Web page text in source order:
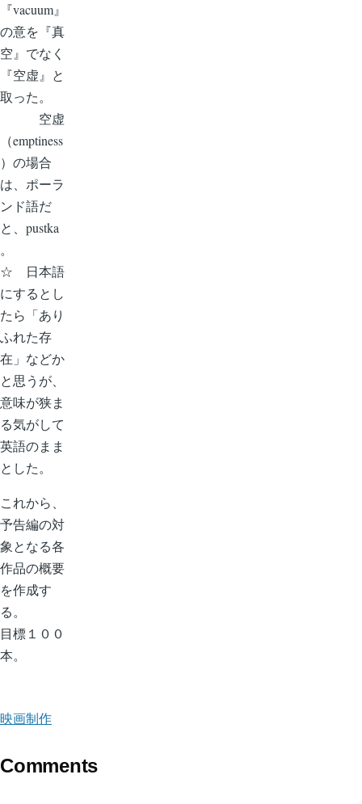
『vacuum』
の意を『真
空』でなく
『空虚』と
取った。
空虚
（emptiness
）の場合
は、ポーラ
ンド語だ
と、pustka
。
☆ 日本語
にするとし
たら「あり
ふれた存
在」などか
と思うが、
意味が狭ま
る気がして
英語のまま
とした。
これから、
予告編の対
象となる各
作品の概要
を作成す
る。
目標１００
本。
映画制作
Comments